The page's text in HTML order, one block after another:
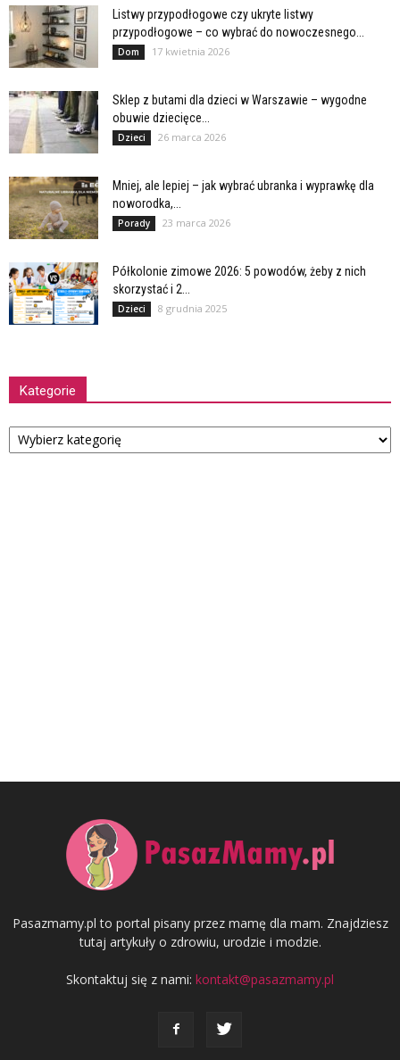
Listwy przypodłogowe czy ukryte listwy
przypodłogowe – co wybrać do nowoczesnego...
Dom 17 kwietnia 2026
Sklep z butami dla dzieci w Warszawie – wygodne
obuwie dziecięce...
Dzieci 26 marca 2026
Mniej, ale lepiej – jak wybrać ubranka i wyprawkę dla
noworodka,...
Porady 23 marca 2026
Półkolonie zimowe 2026: 5 powodów, żeby z nich
skorzystać i 2...
Dzieci 8 grudnia 2025
Kategorie
Kategorie
Pasazmamy.pl to portal pisany przez mamę dla mam. Znajdziesz
tutaj artykuły o zdrowiu, urodzie i modzie.
Skontaktuj się z nami: kontakt@pasazmamy.pl